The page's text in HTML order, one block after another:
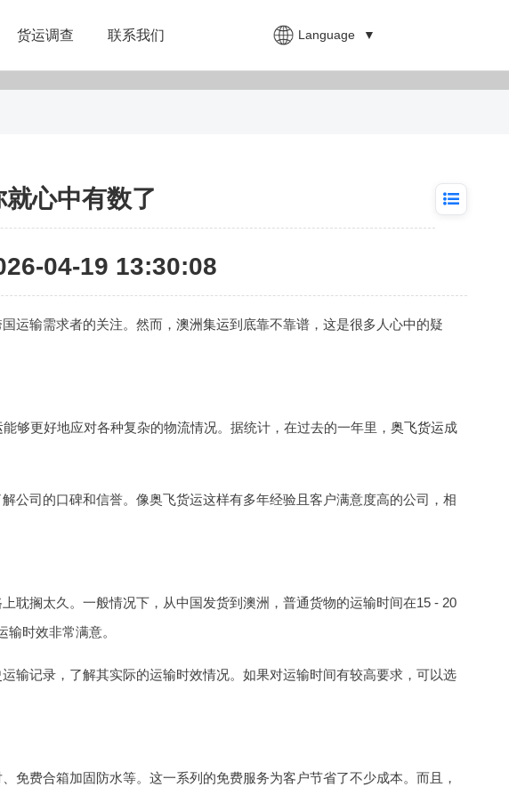
货运调查 联系我们 Language ▼
心中有数了
04-19 13:30:08
运输需求者的关注。然而， 澳洲集运到底靠不靠谱，这是很多人心中的疑
能够更好地应对各种复杂的物流情况。据统计，在过去的一年里， 奥飞货运成
公司的口碑和信誉。像奥飞货运这样有多年经验且客户满意度高的公司，相
耽搁太久。一般情况下，从中国发货到澳洲，普通货物的运输时间在15 - 20
时效非常满意。
输记录，了解其实际的运输时效情况。如果对运输时间有较高要求，可以选
费合箱加固防水等。这一系列的免费服务为客户节省了不少成本。而且，